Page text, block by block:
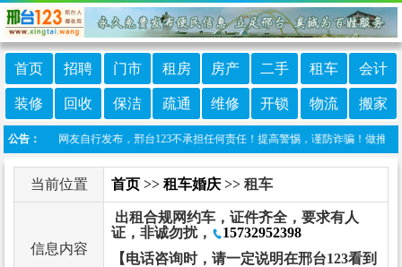
首页 招聘 门市 租房 房产 二手 租车 会计
装修 回收 保洁 疏通 维修 开锁 物流 搬家
公告：
目信息由网友自行发布，邢台123不承担任何责任！提高警惕，谨防诈骗！做推广
当前位置 首页 >> 租车婚庆 >> 租车
信息内容
出租合规网约车，证件齐全，要求有人
证，非诚勿扰，
15732952398
【电话咨询时，请一定说明在邢台123看到